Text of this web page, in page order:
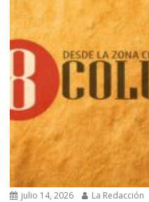
julio 14, 2026 La Redacción